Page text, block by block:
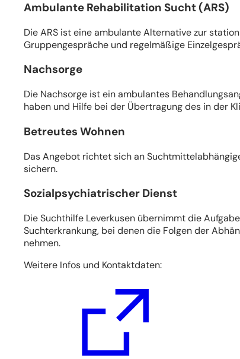
Ambulante Rehabilitation Sucht (ARS)
Die ARS ist eine ambulante Alternative zur
Gruppengespräche und regelmäßige
Nachsorge
Die Nachsorge ist ein ambulantes
haben und Hilfe bei der Übertragung des in der
Betreutes Wohnen
Das Angebot richtet sich an
sichern.
Sozialpsychiatrischer Dienst
Die Suchthilfe Leverkusen übernimmt die
Suchterkrankung, bei denen die Folgen der
nehmen.
Weitere Infos und Kontaktdaten: